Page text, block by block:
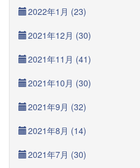
2022年1月 (23)
2021年12月 (30)
2021年11月 (41)
2021年10月 (30)
2021年9月 (32)
2021年8月 (14)
2021年7月 (30)